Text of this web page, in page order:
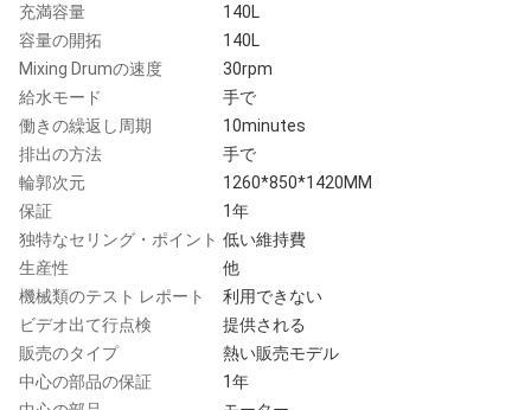
充満容量
140L
容量の開拓
140L
Mixing Drumの速度
30rpm
給水モード
手で
働きの繰返し周期
10minutes
排出の方法
手で
輪郭次元
1260*850*1420MM
保証
1年
独特なセリング・ポイント 低い維持費
生産性
他
機械類のテスト レポート
利用できない
ビデオ出て行点検
提供される
販売のタイプ
熱い販売モデル
中心の部品の保証
1年